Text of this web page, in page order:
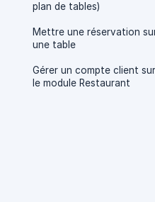
plan de tables)
Mettre une réservation
une table
Gérer un compte client sur
le module Restaurant